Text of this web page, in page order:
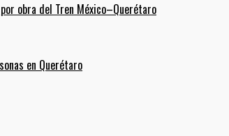
obra del Tren México–Querétaro
en Querétaro